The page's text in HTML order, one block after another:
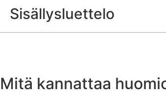
Sisällysluettelo
Mitä kannattaa